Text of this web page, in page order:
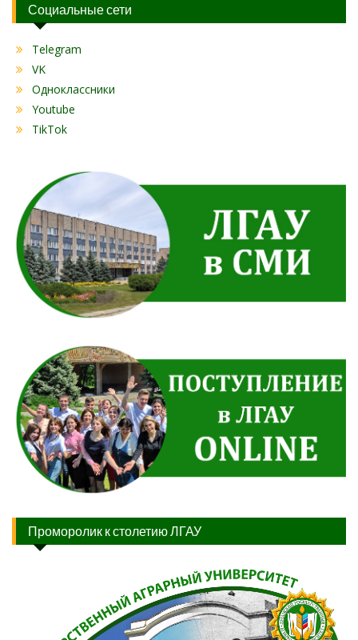
Социальные сети
Telegram
VK
Одноклассники
Youtube
TikTok
Проморолик к столетию ЛГАУ